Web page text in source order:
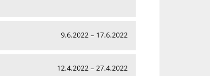
9.6.2022 – 17.6.2022
12.4.2022 – 27.4.2022